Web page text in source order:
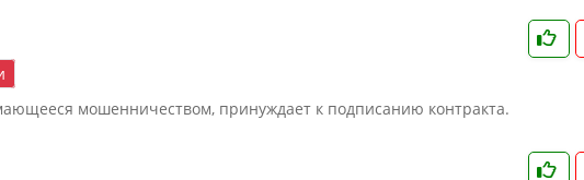
мошенничеством, принуждает к подписанию контракта.